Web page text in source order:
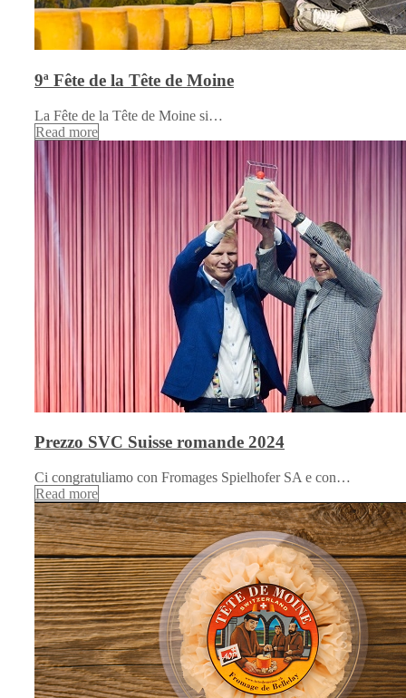
9ª Fête de la Tête de Moine
La Fête de la Tête de Moine si…
Read more
Prezzo SVC Suisse romande 2024
Ci congratuliamo con Fromages Spielhofer SA e con…
Read more